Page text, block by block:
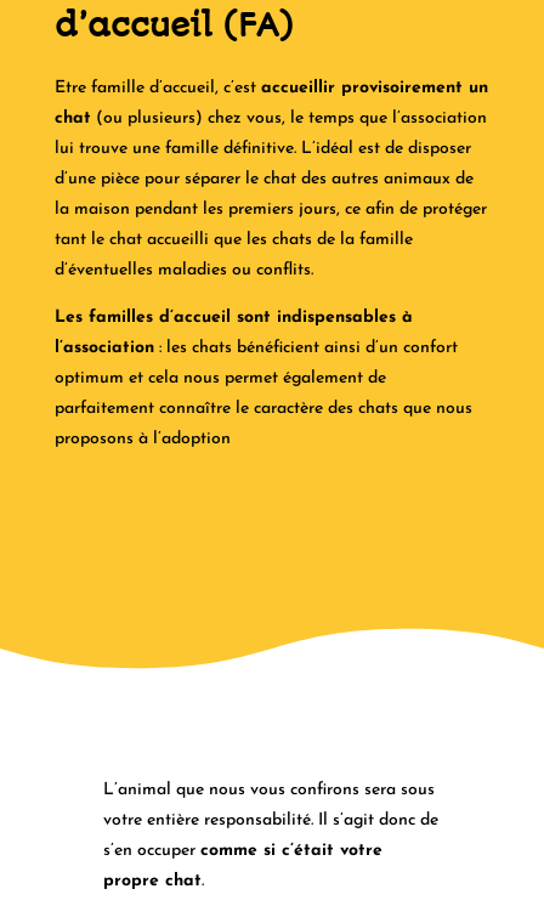
d’accueil (FA)
Etre famille d’accueil, c’est accueillir provisoirement un
chat (ou plusieurs) chez vous, le temps que l’association
lui trouve une famille définitive. L’idéal est de disposer
d’une pièce pour séparer le chat des autres animaux de
la maison pendant les premiers jours, ce afin de protéger
tant le chat accueilli que les chats de la famille
d’éventuelles maladies ou conflits.
Les familles d’accueil sont indispensables à
l’association: les chats bénéficient ainsi d’un confort
optimum et cela nous permet également de
parfaitement connaître le caractère des chats que nous
proposons à l’adoption
L’animal que nous vous confirons sera sous
votre entière responsabilité. Il s’agit donc de
s’en occuper comme si c’était votre
propre chat.